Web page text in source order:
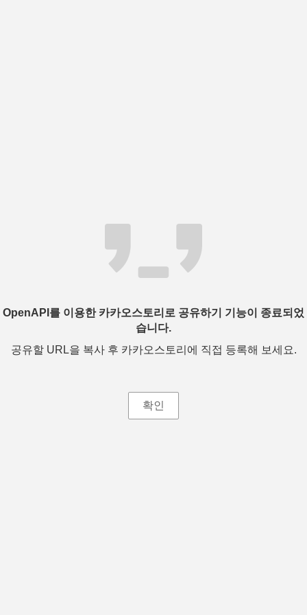
OpenAPI를 이용한 카카오스토리로 공유하기 기능이 종료되었
습니다.
공유할 URL을 복사 후 카카오스토리에 직접 등록해 보세요.
확인